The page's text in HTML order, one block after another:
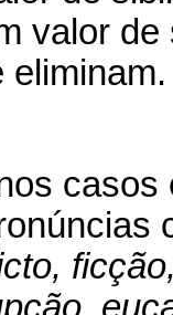
valor
eliminam.